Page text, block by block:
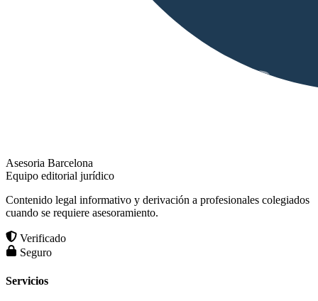
Asesoria Barcelona
Equipo editorial jurídico
Contenido legal informativo y derivación a profesionales colegiados
cuando se requiere asesoramiento.
Verificado
Seguro
Servicios